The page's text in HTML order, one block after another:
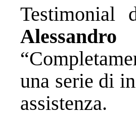
Testimonial
Alessandro
una serie di
assistenza.